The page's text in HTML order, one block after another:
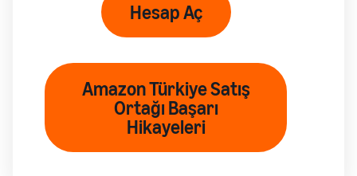
Hesap Aç
Amazon Türkiye Satış
Ortağı Başarı
Hikayeleri